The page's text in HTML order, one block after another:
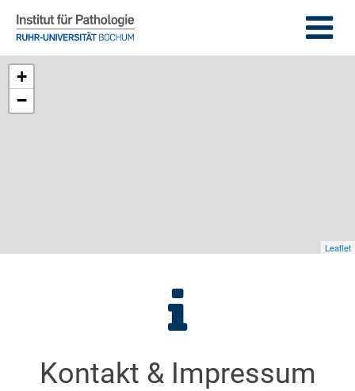
+
−
Leaflet
Kontakt & Impressum